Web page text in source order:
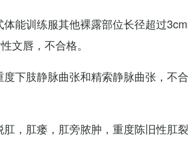
能训练服其他裸露部位长径超过
文唇，不合格。
下肢静脉曲张和精索静脉曲张，不
，肛瘘，肛旁脓肿，重度陈旧性肛